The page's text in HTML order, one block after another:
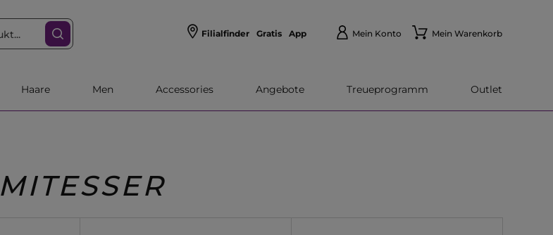
Filialfinder Gratis App Mein Konto Mein Warenkorb
Haare Men Accessories Angebote Treueprogramm Outlet
MITESSER